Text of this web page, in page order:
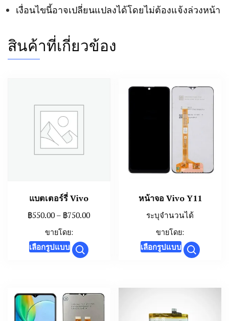
เงื่อนไขนี้อาจเปลี่ยนแปลงได้โดยไม่ต้องแจ้งล่วงหน้า
สินค้าที่เกี่ยวข้อง
แบตเตอร์รี่ Vivo
฿550.00– ฿750.00Price
ขายโดย:
เลือกรูปแบบ This
product
variants.
The
หน้าจอ Vivo Y11
ระบุจำนวนได้
ขายโดย:
เลือกรูปแบบ This
product
multiple
The